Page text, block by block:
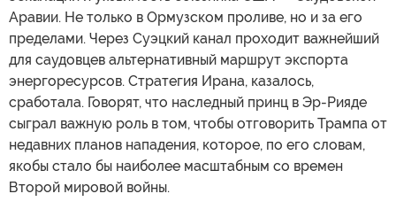
Аравии. Не только в Ормузском проливе, но и за его
пределами. Через Суэцкий канал проходит важнейший
для саудовцев альтернативный маршрут экспорта
энергоресурсов. Стратегия Ирана, казалось,
сработала. Говорят, что наследный принц в Эр-Рияде
сыграл важную роль в том, чтобы отговорить Трампа от
недавних планов нападения, которое, по его словам,
якобы стало бы наиболее масштабным со времен
Второй мировой войны.